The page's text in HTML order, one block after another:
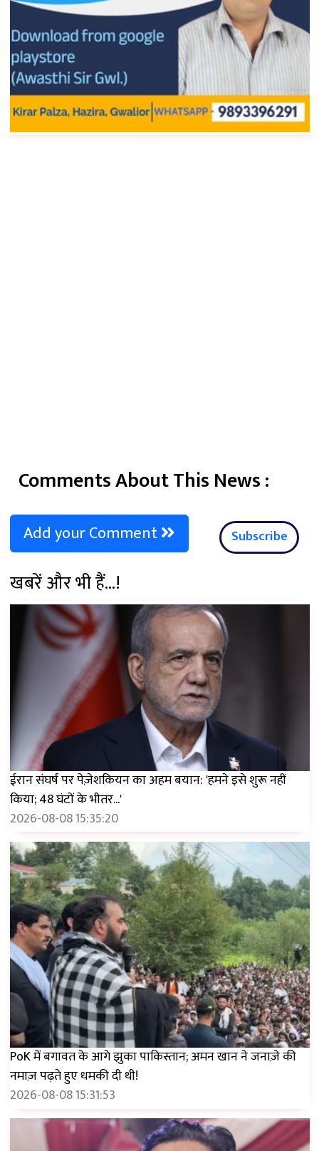
Comments About This News :
Add your Comment Subscribe
खबरें और भी हैं...!
ईरान संघर्ष पर पेज़ेशकियन का अहम बयान: 'हमने इसे शुरू नहीं
किया; 48 घंटों के भीतर...'
2026-08-08 15:35:20
PoK में बगावत के आगे झुका पाकिस्तान; अमन खान ने जनाज़े की
नमाज़ पढ़ते हुए धमकी दी थी!
2026-08-08 15:31:53